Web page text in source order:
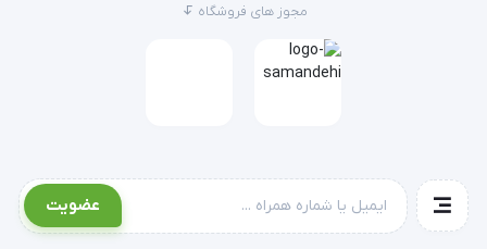
مجوز های فروشگاه
عضویت